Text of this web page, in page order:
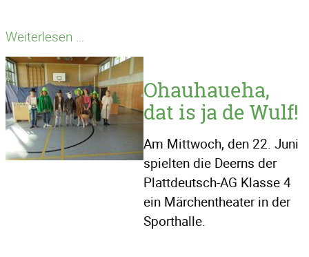
Weiterlesen …
2022
Ohauhaueha,
dat is ja de Wulf!
Am Mittwoch, den 22. Juni
spielten die Deerns der
Plattdeutsch-AG Klasse 4
ein Märchentheater in der
Sporthalle.